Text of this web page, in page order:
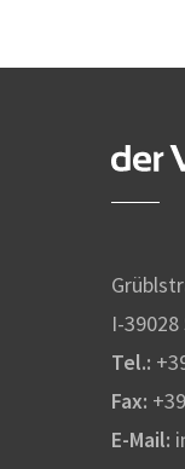
I-
Tel.:
Fax:
E-Mail: